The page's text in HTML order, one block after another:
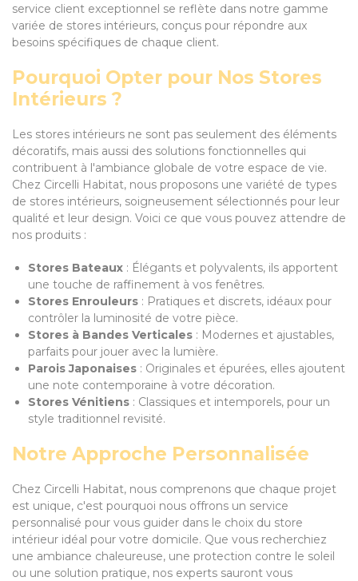
service client exceptionnel se reflète dans notre gamme
variée de stores intérieurs, conçus pour répondre aux
besoins spécifiques de chaque client.
Pourquoi Opter pour Nos Stores
Intérieurs ?
Les stores intérieurs ne sont pas seulement des éléments
décoratifs, mais aussi des solutions fonctionnelles qui
contribuent à l'ambiance globale de votre espace de vie.
Chez Circelli Habitat, nous proposons une variété de types
de stores intérieurs, soigneusement sélectionnés pour leur
qualité et leur design. Voici ce que vous pouvez attendre de
nos produits :
Stores Bateaux : Élégants et polyvalents, ils apportent
une touche de raffinement à vos fenêtres.
Stores Enrouleurs : Pratiques et discrets, idéaux pour
contrôler la luminosité de votre pièce.
Stores à Bandes Verticales : Modernes et ajustables,
parfaits pour jouer avec la lumière.
Parois Japonaises : Originales et épurées, elles ajoutent
une note contemporaine à votre décoration.
Stores Vénitiens : Classiques et intemporels, pour un
style traditionnel revisité.
Notre Approche Personnalisée
Chez Circelli Habitat, nous comprenons que chaque projet
est unique, c'est pourquoi nous offrons un service
personnalisé pour vous guider dans le choix du store
intérieur idéal pour votre domicile. Que vous recherchiez
une ambiance chaleureuse, une protection contre le soleil
ou une solution pratique, nos experts sauront vous